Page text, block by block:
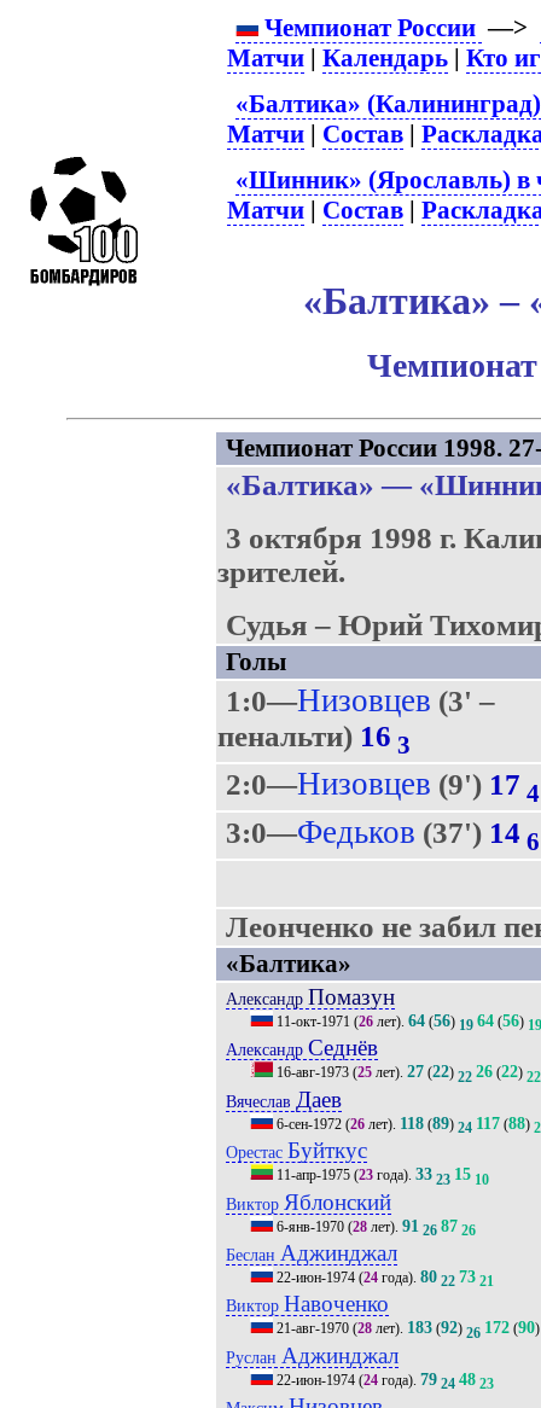
Чемпионат России —>
Матчи |Календарь |Кто
«Балтика»
Матчи | Состав |
«Шинник» (Ярославль) в
Матчи | Состав |
«Балтика»
Чемпионат
Чемпионат России 1998.
«Балтика» —
3 октября 1998 г.
зрителей.
Судья – Юрий
Голы
1:0—Низовцев (3' –
пенальти) 16 3
2:0—Низовцев (9') 17 4
3:0—Федьков (37') 14 6
Леонченко не забил
«Балтика»
Александр Помазун
11-окт-1971 (26лет). 64(56) 19 64(56) 19
Александр Седнёв
16-авг-1973(25лет). 27(22) 22 26(22) 22
Вячеслав Даев
6-сен-1972(26лет). 118(89) 24 117(88)
Орестас Буйткус
11-апр-1975(23года). 33 23 15 10
Виктор Яблонский
6-янв-1970(28лет). 91 26 87 26
Беслан Аджинджал
22-июн-1974(24года). 80 22 73 21
Виктор Навоченко
21-авг-1970(28лет). 183(92) 26 172(90)
Руслан Аджинджал
22-июн-1974(24года). 79 24 48 23